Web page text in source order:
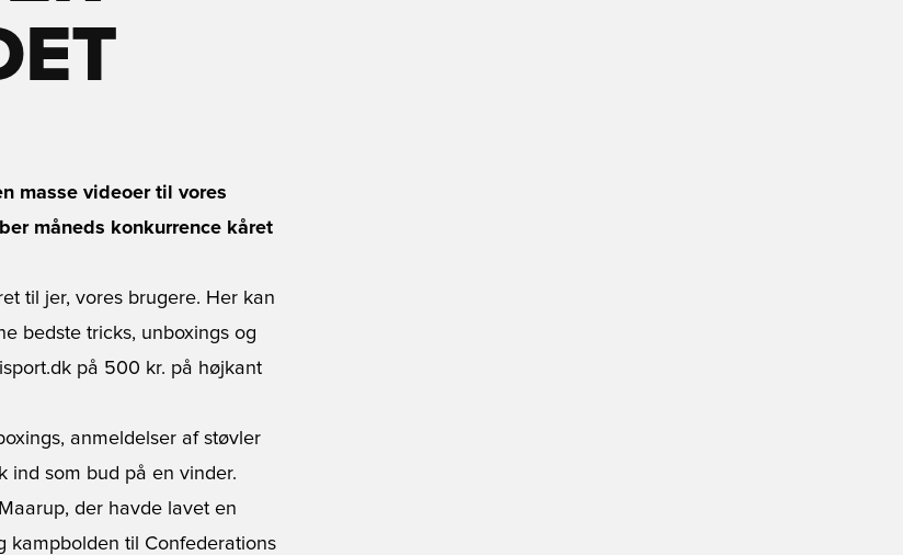
masse videoer til vores
måneds konkurrence kåret 
til jer, vores brugere. Her kan
bedste tricks, unboxings og
på 500 kr. på højkant 
anmeldelser af støvler
ind som bud på en vinder.
der havde lavet en
kampbolden til Confederations